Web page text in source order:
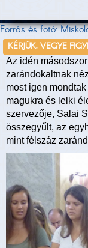
Forrás és fotó:
KÉRJÜK, VEGYE
Az idén
zarándokaltnak
most igen
magukra és lelki
szervezője, Salai
összegyűlt, az
mint félszáz